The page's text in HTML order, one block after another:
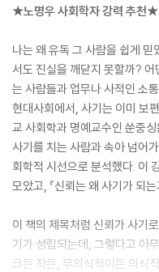
★노명우 사회학자 강력 추천★
나는 왜 유독 그 사람을 쉽게
서도 진실을 깨닫지 못할까?
는 사람들과 업무나 사적인 소
현대사회에서, 사기는 이미 보
교 사회학과 명예교수인 쑨중싱
사기를 치는 사람과 속아 넘어
회학적 시선으로 분석했다. 이
모았고, 『신뢰는 왜 사기가 되
이 책의 제목처럼 신뢰가 사기
기가 성립되는데, 그렇다고 아
크든 작든, 무의식적이든 의식